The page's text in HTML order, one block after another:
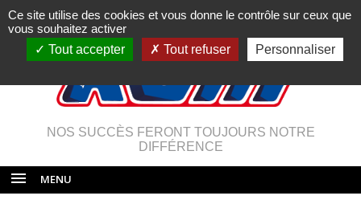
NOS SUCCÈS FERONT TOUJOURS NOTRE
DIFFÉRENCE
MENU
Ce site utilise des cookies et vous donne le contrôle sur ceux que
vous souhaitez activer
Tout accepter
Tout refuser Personnaliser